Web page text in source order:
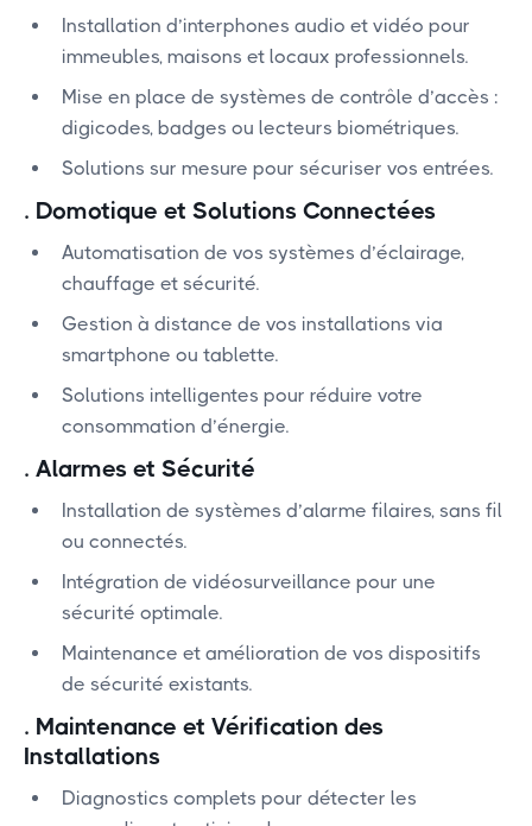
Installation d’interphones audio et vidéo pour
immeubles, maisons et locaux professionnels.
Mise en place de systèmes de contrôle d’accès :
digicodes, badges ou lecteurs biométriques.
Solutions sur mesure pour sécuriser vos entrées.
. Domotique et Solutions Connectées
Automatisation de vos systèmes d’éclairage,
chauffage et sécurité.
Gestion à distance de vos installations via
smartphone ou tablette.
Solutions intelligentes pour réduire votre
consommation d’énergie.
. Alarmes et Sécurité
Installation de systèmes d’alarme filaires, sans fil
ou connectés.
Intégration de vidéosurveillance pour une
sécurité optimale.
Maintenance et amélioration de vos dispositifs
de sécurité existants.
. Maintenance et Vérification des
Installations
Diagnostics complets pour détecter les